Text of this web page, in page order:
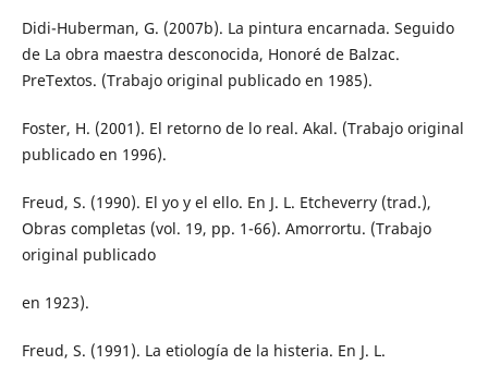
Didi-Huberman, G. (2007b). La pintura encarnada. Seguido
de La obra maestra desconocida, Honoré de Balzac.
PreTextos. (Trabajo original publicado en 1985).
Foster, H. (2001). El retorno de lo real. Akal. (Trabajo original
publicado en 1996).
Freud, S. (1990). El yo y el ello. En J. L. Etcheverry (trad.),
Obras completas (vol. 19, pp. 1-66). Amorrortu. (Trabajo
original publicado
en 1923).
Freud, S. (1991). La etiología de la histeria. En J. L.